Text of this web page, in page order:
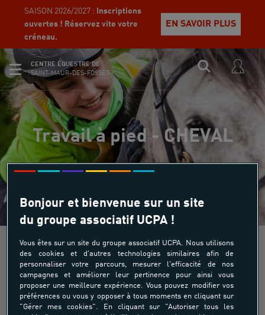
SAISON 2026/2027 :
Inscriptions
ouvertes ! Réservez vite votre
créneau.
EN SAVOIR PLUS
CENTRE ÉQUESTRE DE
SAINT-MAUR-DES-FOSSÉS
Travail à pied - CHEVAL
Travail à pied - CHEVAL
Bonjour et bienvenue sur un site
du groupe associatif UCPA !
Vous êtes sur un site du groupe associatif UCPA. Nous utilisons
des cookies et d'autres technologies similaires afin de
personnaliser votre parcours, mesurer l'efficacité de nos
campagnes et améliorer leur pertinence pour ainsi vous
proposer une meilleure expérience. Vous pouvez modifier vos
préférences ou vous y opposer à tous moments en cliquant sur
"Gérer mes cookies". En cliquant sur "Autoriser tous les